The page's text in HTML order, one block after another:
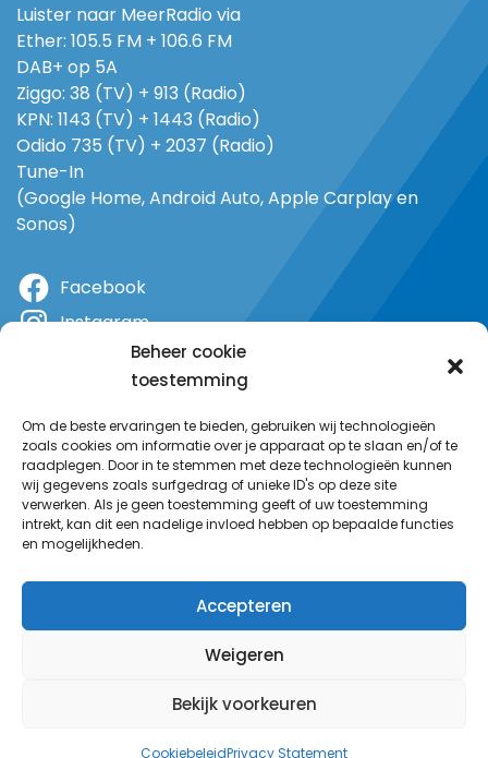
Beheer cookie
toestemming
Om de beste ervaringen te bieden, gebruiken wij technologieën
zoals cookies om informatie over je apparaat op te slaan en/of te
raadplegen. Door in te stemmen met deze technologieën kunnen
wij gegevens zoals surfgedrag of unieke ID's op deze site
verwerken. Als je geen toestemming geeft of uw toestemming
intrekt, kan dit een nadelige invloed hebben op bepaalde functies
en mogelijkheden.
Accepteren
Weigeren
Bekijk voorkeuren
CookiebeleidPrivacy Statement
Luister naar MeerRadio via
Ether: 105.5 FM + 106.6 FM
DAB+ op 5A
Ziggo: 38 (TV) + 913 (Radio)
KPN: 1143 (TV) + 1443 (Radio)
Odido 735 (TV) + 2037 (Radio)
Tune-In
(Google Home, Android Auto, Apple Carplay en
Sonos)
Facebook
Instagram
YouTube
© MeerRadio 2025